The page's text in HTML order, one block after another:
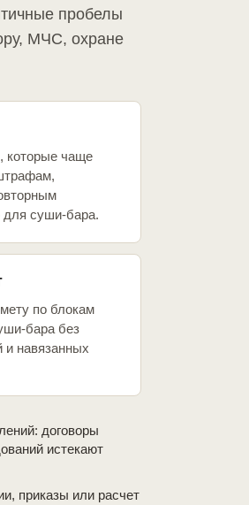
пробелы
МЧС, охране
которые чаще
для суши-бара.
по блокам
бара без
и навязанных
договоры
истекают
приказы или расчет